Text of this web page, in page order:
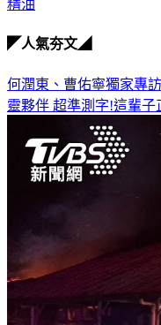
精油
◤人氣夯文◢
何潤東、曹佑寧獨家專
靈夥伴 超準測字!這輩子